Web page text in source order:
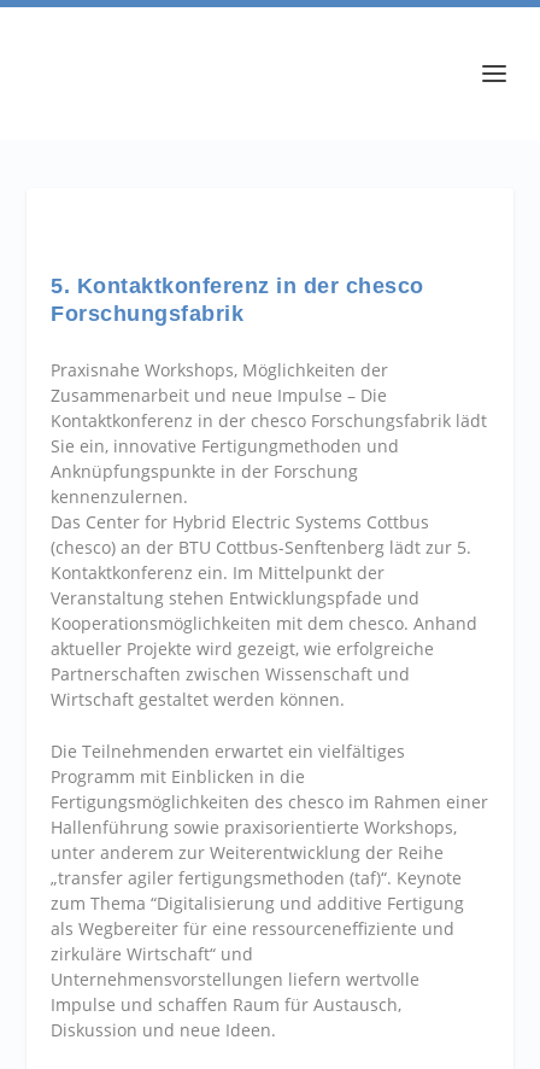
5. Kontaktkonferenz in der chesco
Forschungsfabrik
Praxisnahe Workshops, Möglichkeiten der
Zusammenarbeit und neue Impulse – Die
Kontaktkonferenz in der chesco Forschungsfabrik lädt
Sie ein, innovative Fertigungmethoden und
Anknüpfungspunkte in der Forschung
kennenzulernen.
Das Center for Hybrid Electric Systems Cottbus
(chesco) an der BTU Cottbus-Senftenberg lädt zur 5.
Kontaktkonferenz ein. Im Mittelpunkt der
Veranstaltung stehen Entwicklungspfade und
Kooperationsmöglichkeiten mit dem chesco. Anhand
aktueller Projekte wird gezeigt, wie erfolgreiche
Partnerschaften zwischen Wissenschaft und
Wirtschaft gestaltet werden können.
Die Teilnehmenden erwartet ein vielfältiges
Programm mit Einblicken in die
Fertigungsmöglichkeiten des chesco im Rahmen einer
Hallenführung sowie praxisorientierte Workshops,
unter anderem zur Weiterentwicklung der Reihe
„transfer agiler fertigungsmethoden (taf)“. Keynote
zum Thema “Digitalisierung und additive Fertigung
als Wegbereiter für eine ressourceneffiziente und
zirkuläre Wirtschaft“ und
Unternehmensvorstellungen liefern wertvolle
Impulse und schaffen Raum für Austausch,
Diskussion und neue Ideen.